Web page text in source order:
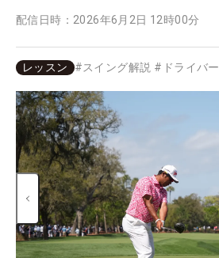
配信日時： 2026年6月2日 12時00分
レッスン #スイング解説 # ドライバー